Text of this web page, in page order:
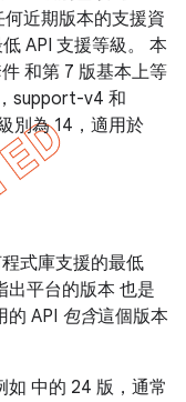
近期版本的支援資
API 支援等級。 本
和第 7 版基本上等
support-v4 和
別為 14，適用於
式庫支援的最低
出平台的版本 也是
的 API 包含這個版本
如 中的 24 版，通常